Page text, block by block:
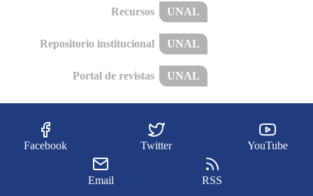
Recursos UNAL
Repositorio institucional UNAL
Portal de revistas UNAL
Facebook Twitter YouTube
Email RSS